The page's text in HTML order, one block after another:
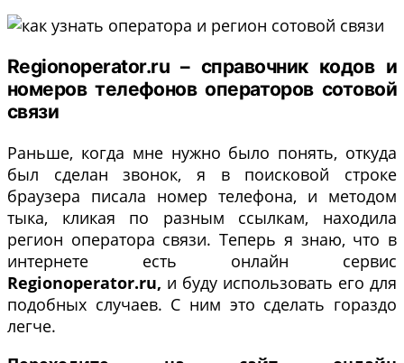
Regionoperator.ru – справочник кодов и
номеров телефонов операторов сотовой
связи
Раньше, когда мне нужно было понять, откуда
был сделан звонок, я в поисковой строке
браузера писала номер телефона, и методом
тыка, кликая по разным ссылкам, находила
регион оператора связи. Теперь я знаю, что в
интернете есть онлайн сервис
Regionoperator.ru, и буду использовать его для
подобных случаев. С ним это сделать гораздо
легче.